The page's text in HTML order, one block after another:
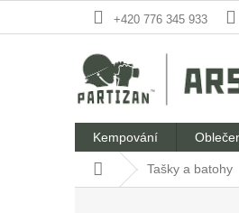
+420 776 345 933
Kempování
Domů Tašky a batohy